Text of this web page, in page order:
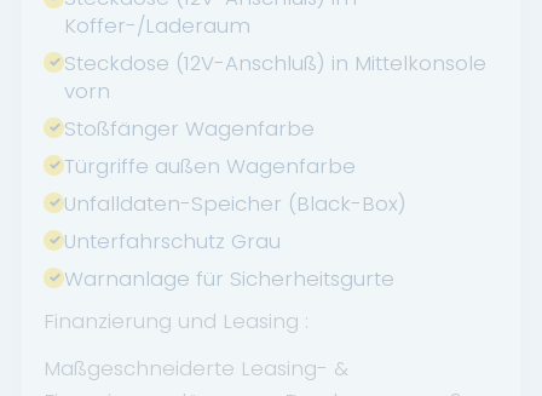
Koffer-/Laderaum
Steckdose (12V-Anschluß) in Mittelkonsole
vorn
Stoßfänger Wagenfarbe
Türgriffe außen Wagenfarbe
Unfalldaten-Speicher (Black-Box)
Unterfahrschutz Grau
Warnanlage für Sicherheitsgurte
Finanzierung und Leasing :
Maßgeschneiderte Leasing- &